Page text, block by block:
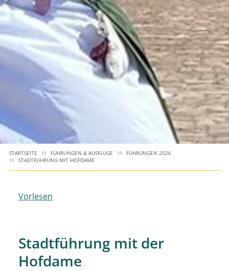
STARTSEITE FÜHRUNGEN & AUSFLÜGE
FÜHRUNGEN 2026
STADTFÜHRUNG MIT HOFDAME
Vorlesen
Stadtführung mit der
Hofdame